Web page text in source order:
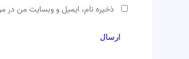
ذخیره نام، ایمیل و وبسایت من در